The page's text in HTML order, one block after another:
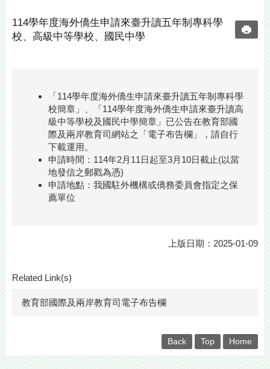
114學年度海外僑生申請來臺升讀五年制專科學
校、高級中等學校、國民中學
「114學年度海外僑生申請來臺升讀五年制專科學
校簡章」、「114學年度海外僑生申請來臺升讀高
級中等學校及國民中學簡章」已公告在教育部國
際及兩岸教育司網站之「電子布告欄」
，請自行
下載運用。
申請時間：114年2月11日起至3月10日截止(以當
地發信之郵戳為憑)
申請地點：我國駐外機構或僑務委員會指定之保
薦單位
上版日期：2025-01-09
Related Link(s)
教育部國際及兩岸教育司電子布告欄
Back Top Home